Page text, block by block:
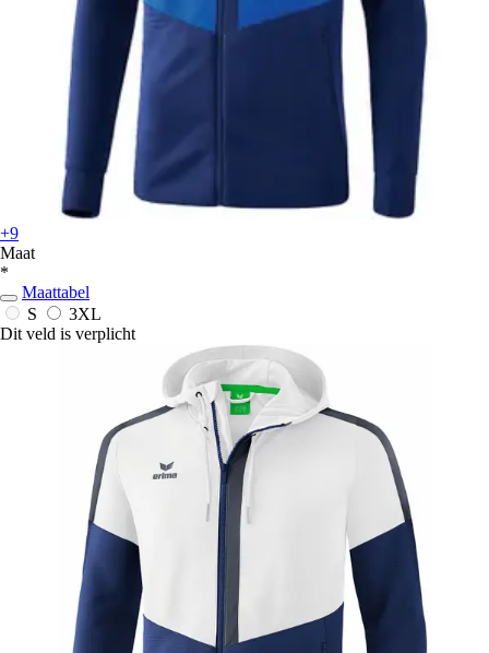
+9
Maat
*
Maattabel
S
3XL
Dit veld is verplicht